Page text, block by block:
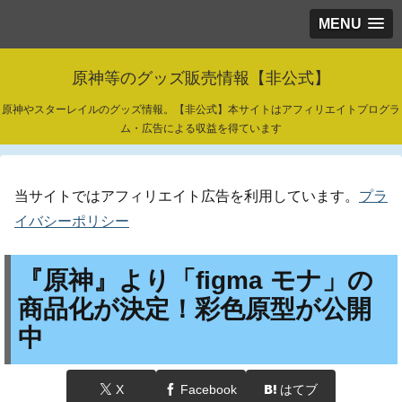
MENU
原神等のグッズ販売情報【非公式】
原神やスターレイルのグッズ情報。【非公式】本サイトはアフィリエイトプログラ
ム・広告による収益を得ています
当サイトではアフィリエイト広告を利用しています。 プラ
イバシーポリシー
『原神』より「figma モナ」の
商品化が決定！彩色原型が公開
中
X Facebook はてブ